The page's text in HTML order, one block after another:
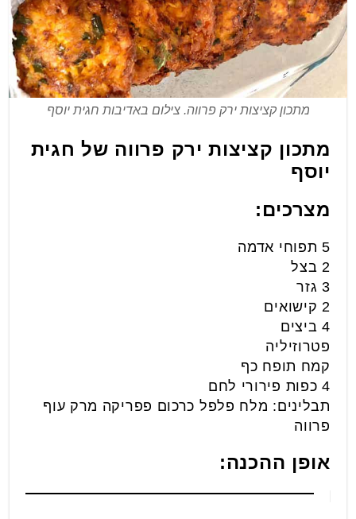
מתכון קציצות ירק פרווה. צילום באדיבות חגית יוסף
מתכון קציצות ירק פרווה של חגית
יוסף
מצרכים:
5 תפוחי אדמה
2 בצל
3 גזר
2 קישואים
4 ביצים
פטרוזיליה
קמח תופח כף
4 כפות פירורי לחם
תבלינים: מלח פלפל כרכום פפריקה מרק עוף
פרווה
אופן ההכנה: